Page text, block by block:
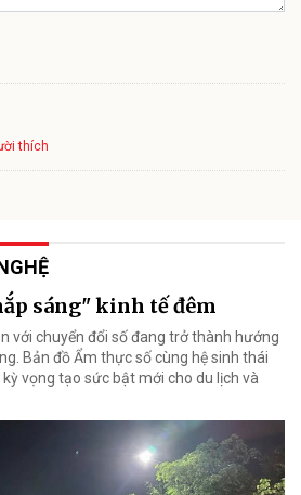
thích
sáng" kinh tế đêm
với chuyển đổi số đang trở thành hướng
Bản đồ Ẩm thực số cùng hệ sinh thái
vọng tạo sức bật mới cho du lịch và